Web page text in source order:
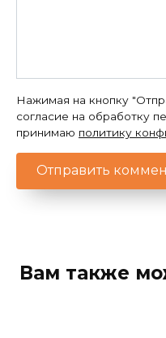
Нажимая на кнопку
согласие на обработку
принимаю политику
Вам также